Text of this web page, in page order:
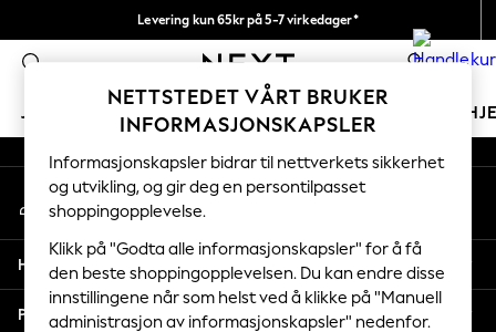
Levering kun 65kr på 5-7 virkedager*
Vi betaler alle tollavgifter 0
JENTER GUTTER BABY KVINNER
GIRLS
New In
50 - 92cm
98 - 110cm
116 - 134cm
140 - 174cm
Trending: Top & Short Sets
An error occurred on client
Våre sosiale nettverk
Min konto
Logg inn på kontoen din
Hjelp
Personvern & Juridisk
NETTSTEDET VÅRT BRUKER
INFORMASJONSKAPSLER
Informasjonskapsler bidrar til nettverkets sikkerhet
og utvikling, og gir deg en persontilpasset
shoppingopplevelse.
Klikk på "Godta alle informasjonskapsler" for å få
den beste shoppingopplevelsen. Du kan endre disse
innstillingene når som helst ved å klikke på "Manuell
administrasjon av informasjonskapsler" nedenfor.